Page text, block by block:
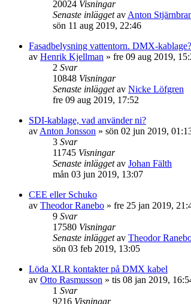
20024 Visningar
Senaste inläggetav Anton
sön 11 aug 2019, 22:46
Fasadbelysning vattentorn. DMX-kablage?
av Henrik Kjellman » fre 09 aug 2019,
2 Svar
10848 Visningar
Senaste inläggetav Nicke Löfgren
fre 09 aug 2019, 17:52
SDI-kablage, vad använder ni?
av Anton Jonsson » sön 02 jun 2019,
3 Svar
11745 Visningar
Senaste inläggetav Johan Fälth
mån 03 jun 2019, 13:07
CEE eller Schuko
av Theodor Ranebo » fre 25 jan 2019,
9 Svar
17580 Visningar
Senaste inläggetav Theodor
sön 03 feb 2019, 13:05
Löda XLR kontakter på DMX kabel
av Otto Rasmusson » tis 08 jan 2019,
1 Svar
9216 Visningar